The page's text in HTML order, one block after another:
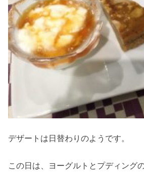
デザートは日替わりのようです。
この日は、ヨーグルトとプディング